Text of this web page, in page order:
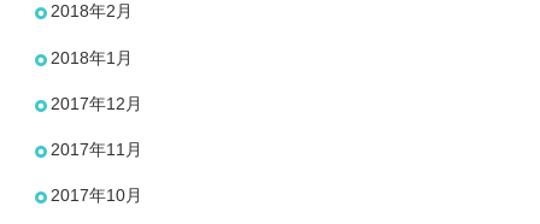
2018年2月
2018年1月
2017年12月
2017年11月
2017年10月